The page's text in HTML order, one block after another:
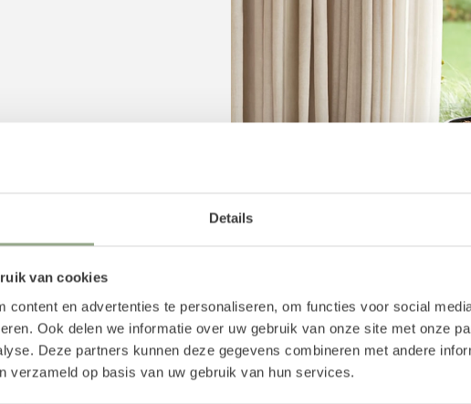
Details
van cookies
content en advertenties te personaliseren, om functies voor social
Ook delen we informatie over uw gebruik van onze site met onze
Deze partners kunnen deze gegevens combineren met andere
verzameld op basis van uw gebruik van hun services.
binnenpot. We adviseren
welke wij speciaal
geselecteerd. Uiteraard is
piepschuim mal, maar ook